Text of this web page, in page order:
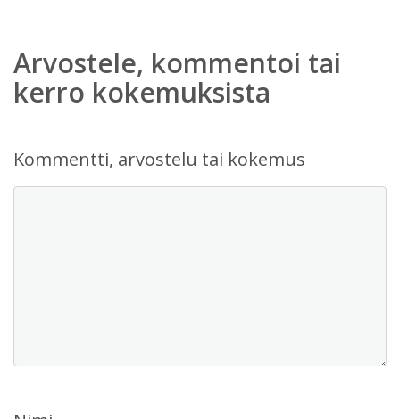
Arvostele, kommentoi tai
kerro kokemuksista
Kommentti, arvostelu tai kokemus